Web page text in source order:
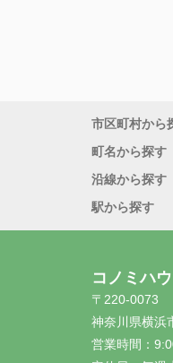
市区町村から
町名から探す
沿線から探す
駅から探す
コノミハ
〒220-0073
神奈川県横浜
営業時間：